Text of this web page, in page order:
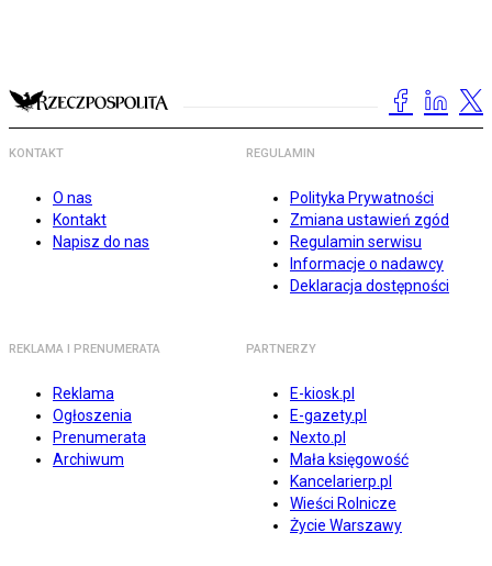
KONTAKT
O nas
Kontakt
Napisz do nas
REGULAMIN
Polityka Prywatności
Zmiana ustawień zgód
Regulamin serwisu
Informacje o nadawcy
Deklaracja dostępności
REKLAMA I PRENUMERATA
Reklama
Ogłoszenia
Prenumerata
Archiwum
PARTNERZY
E-kiosk.pl
E-gazety.pl
Nexto.pl
Mała księgowość
Kancelarierp.pl
Wieści Rolnicze
Życie Warszawy